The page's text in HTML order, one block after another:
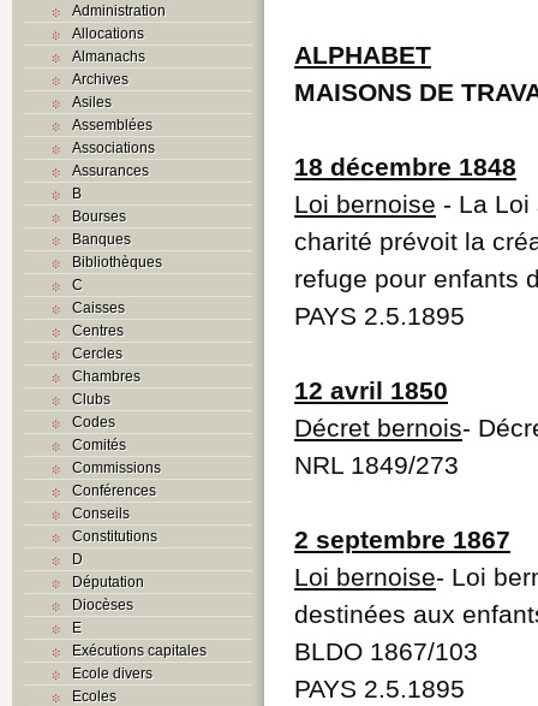
Administration
Allocations
Almanachs
Archives
Asiles
Assemblées
Associations
Assurances
B
Bourses
Banques
Bibliothèques
C
Caisses
Centres
Cercles
Chambres
Clubs
Codes
Comités
Commissions
Conférences
Conseils
Constitutions
D
Députation
Diocèses
E
Exécutions capitales
Ecole divers
Ecoles
ALPHABET
MAISONS DE
18 décembre 1848
Loi bernoise - La Loi
charité prévoit la
refuge pour enfants
PAYS 2.5.1895
12 avril 1850
Décret bernois-
NRL 1849/273
2 septembre 1867
Loi bernoise- Loi
destinées aux
BLDO 1867/103
PAYS 2.5.1895